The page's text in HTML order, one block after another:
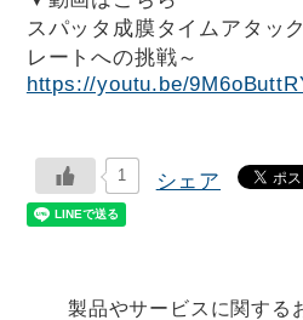
スパッタ成膜タイムアタッ
レートへの挑戦～
https://youtu.be/
1 シェア
製品やサービスに関する